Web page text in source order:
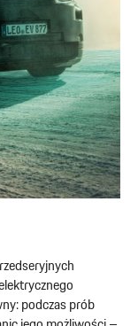
podczas prób